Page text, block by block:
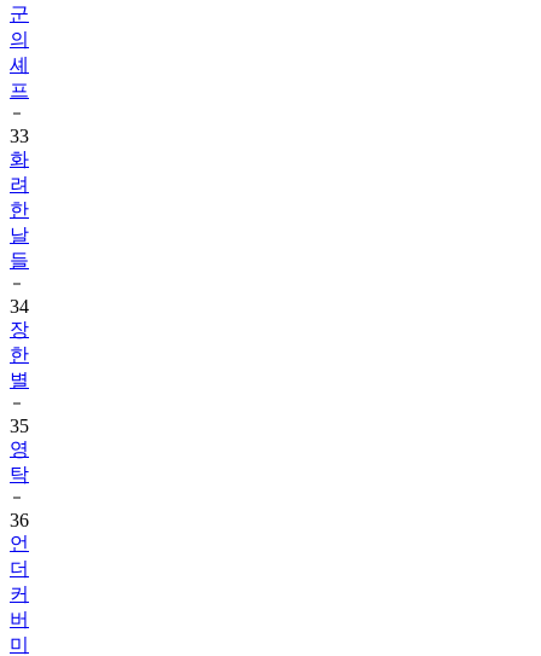
군
의
셰
프
33
화
려
한
날
들
34
장
한
별
35
영
탁
36
언
더
커
버
미